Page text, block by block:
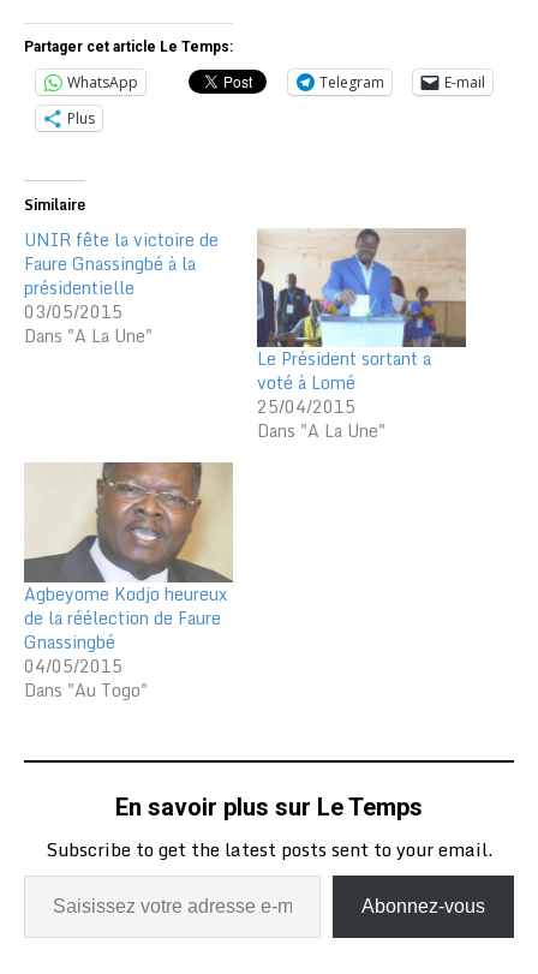
Partager cet article Le Temps:
WhatsApp Telegram
E-mail
Plus
Similaire
UNIR fête la victoire de
Faure Gnassingbé à la
présidentielle
03/05/2015
Dans "A La Une"
Le Président sortant a
voté à Lomé
25/04/2015
Dans "A La Une"
Agbeyome Kodjo heureux
de la réélection de Faure
Gnassingbé
04/05/2015
Dans "Au Togo"
En savoir plus sur Le Temps
Subscribe to get the latest posts sent to your email.
Abonnez-vous